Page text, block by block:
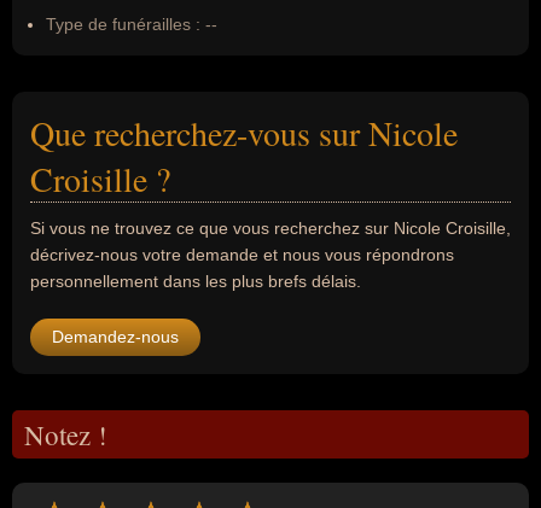
Type de funérailles : --
Que recherchez-vous sur Nicole
Croisille ?
Si vous ne trouvez ce que vous recherchez sur Nicole Croisille,
décrivez-nous votre demande et nous vous répondrons
personnellement dans les plus brefs délais.
Demandez-nous
Notez !